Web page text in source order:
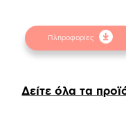
δειγματολόγια
Πληροφορίες
Δείτε όλα τα